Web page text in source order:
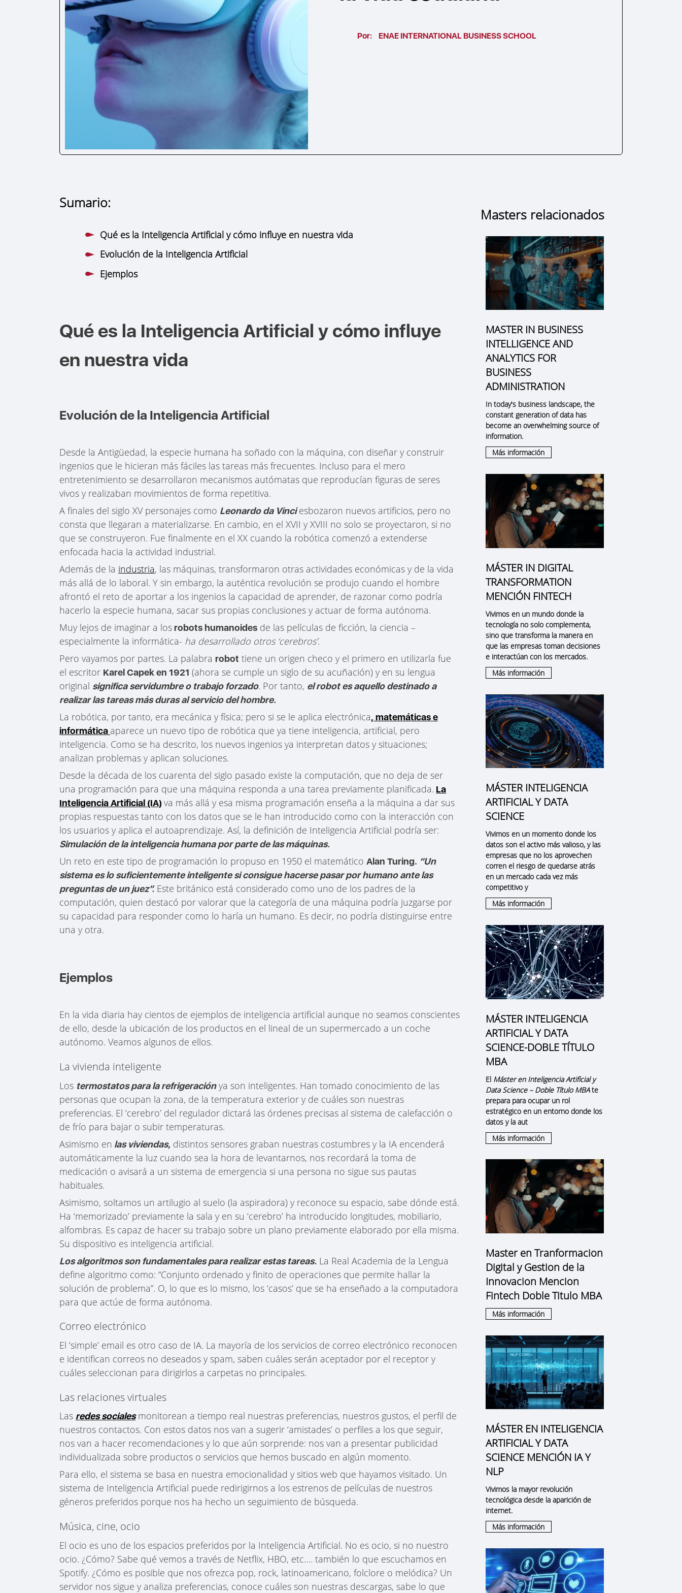
Por: ENAE INTERNATIONAL BUSINESS SCHOOL
Sumario:
Qué es la Inteligencia Artificial y cómo influye en nuestra vida
Evolución de la Inteligencia Artificial
Ejemplos
Qué es la Inteligencia Artificial y cómo influye
en nuestra vida
Evolución de la Inteligencia Artificial
Desde la Antigüedad, la especie humana ha soñado con la máquina, con diseñar y construir
ingenios que le hicieran más fáciles las tareas más frecuentes. Incluso para el mero
entretenimiento se desarrollaron mecanismos autómatas que reproducían figuras de seres
vivos y realizaban movimientos de forma repetitiva.
A finales del siglo XV personajes como Leonardo da Vinciesbozaron nuevos artificios, pero no
consta que llegaran a materializarse. En cambio, en el XVII y XVIII no solo se proyectaron, si no
que se construyeron. Fue finalmente en el XX cuando la robótica comenzó a extenderse
enfocada hacia la actividad industrial.
Además de la industria, las máquinas, transformaron otras actividades económicas y de la vida
más allá de lo laboral. Y sin embargo, la auténtica revolución se produjo cuando el hombre
afrontó el reto de aportar a los ingenios la capacidad de aprender, de razonar como podría
hacerlo la especie humana, sacar sus propias conclusiones y actuar de forma autónoma.
Muy lejos de imaginar a losrobots humanoides de las películas de ficción, la ciencia –
especialmente la informática- ha desarrollado otros ‘cerebros’.
Pero vayamos por partes. La palabrarobot tiene un origen checo y el primero en utilizarla fue
el escritor Karel Capek en 1921(ahora se cumple un siglo de su acuñación) y en su lengua
original significa servidumbre o trabajo forzado. Por tanto, el robot es aquello destinado a
realizar las tareas más duras al servicio del hombre.
La robótica, por tanto, era mecánica y física; pero si se le aplica electrónica, matemáticas e
informática aparece un nuevo tipo de robótica que ya tiene inteligencia, artificial, pero
inteligencia. Como se ha descrito, los nuevos ingenios ya interpretan datos y situaciones;
analizan problemas y aplican soluciones.
Desde la década de los cuarenta del siglo pasado existe la computación, que no deja de ser
una programación para que una máquina responda a una tarea previamente planificada. La
Inteligencia Artificial (IA) va más allá y esa misma programación enseña a la máquina a dar sus
propias respuestas tanto con los datos que se le han introducido como con la interacción con
los usuarios y aplica el autoaprendizaje. Así, la definición de Inteligencia Artificial podría ser:
Simulación de la inteligencia humana por parte de las máquinas.
Un reto en este tipo de programación lo propuso en 1950 el matemáticoAlan Turing. “Un
sistema es lo suficientemente inteligente si consigue hacerse pasar por humano ante las
preguntas de un juez”.Este británico está considerado como uno de los padres de la
computación, quien destacó por valorar que la categoría de una máquina podría juzgarse por
su capacidad para responder como lo haría un humano. Es decir, no podría distinguirse entre
una y otra.
Ejemplos
En la vida diaria hay cientos de ejemplos de inteligencia artificial aunque no seamos conscientes
de ello, desde la ubicación de los productos en el lineal de un supermercado a un coche
autónomo. Veamos algunos de ellos.
La vivienda inteligente
Los termostatos para la refrigeraciónya son inteligentes. Han tomado conocimiento de las
personas que ocupan la zona, de la temperatura exterior y de cuáles son nuestras
preferencias. El ‘cerebro’ del regulador dictará las órdenes precisas al sistema de calefacción o
de frío para bajar o subir temperaturas.
Asimismo en las viviendas, distintos sensores graban nuestras costumbres y la IA encenderá
automáticamente la luz cuando sea la hora de levantarnos, nos recordará la toma de
medicación o avisará a un sistema de emergencia si una persona no sigue sus pautas
habituales.
Asimismo, soltamos un artilugio al suelo (la aspiradora) y reconoce su espacio, sabe dónde está.
Ha ‘memorizado’ previamente la sala y en su ‘cerebro’ ha introducido longitudes, mobiliario,
alfombras. Es capaz de hacer su trabajo sobre un plano previamente elaborado por ella misma.
Su dispositivo es inteligencia artificial.
Los algoritmos son fundamentales para realizar estas tareas. La Real Academia de la Lengua
define algoritmo como: “Conjunto ordenado y finito de operaciones que permite hallar la
solución de problema”. O, lo que es lo mismo, los ‘casos’ que se ha enseñado a la computadora
para que actúe de forma autónoma.
Correo electrónico
El ‘simple’ email es otro caso de IA. La mayoría de los servicios de correo electrónico reconocen
e identifican correos no deseados y spam, saben cuáles serán aceptador por el receptor y
cuáles seleccionan para dirigirlos a carpetas no principales.
Las relaciones virtuales
Las redes socialesmonitorean a tiempo real nuestras preferencias, nuestros gustos, el perfil de
nuestros contactos. Con estos datos nos van a sugerir ‘amistades’ o perfiles a los que seguir,
nos van a hacer recomendaciones y lo que aún sorprende: nos van a presentar publicidad
individualizada sobre productos o servicios que hemos buscado en algún momento.
Para ello, el sistema se basa en nuestra emocionalidad y sitios web que hayamos visitado. Un
sistema de Inteligencia Artificial puede redirigirnos a los estrenos de películas de nuestros
géneros preferidos porque nos ha hecho un seguimiento de búsqueda.
Música, cine, ocio
El ocio es uno de los espacios preferidos por la Inteligencia Artificial. No es ocio, si no nuestro
ocio. ¿Cómo? Sabe qué vemos a través de Netflix, HBO, etc…. también lo que escuchamos en
Spotify. ¿Cómo es posible que nos ofrezca pop, rock, latinoamericano, folclore o melódica? Un
servidor nos sigue y analiza preferencias, conoce cuáles son nuestras descargas, sabe lo que
Masters relacionados
MASTER IN BUSINESS
INTELLIGENCE AND
ANALYTICS FOR
BUSINESS
ADMINISTRATION
In today's business landscape, the
constant generation of data has
become an overwhelming source of
information.
Más información
MÁSTER IN DIGITAL
TRANSFORMATION
MENCIÓN FINTECH
Vivimos en un mundo donde la
tecnología no solo complementa,
sino que transforma la manera en
que las empresas toman decisiones
e interactúan con los mercados.
Más información
MÁSTER INTELIGENCIA
ARTIFICIAL Y DATA
SCIENCE
Vivimos en un momento donde los
datos son el activo más valioso, y las
empresas que no los aprovechen
corren el riesgo de quedarse atrás
en un mercado cada vez más
competitivo y
Más información
MÁSTER INTELIGENCIA
ARTIFICIAL Y DATA
SCIENCE-DOBLE TÍTULO
MBA
El Máster en Inteligencia Artificial y
Data Science – Doble Título MBAte
prepara para ocupar un rol
estratégico en un entorno donde los
datos y la aut
Más información
Master en Tranformacion
Digital y Gestion de la
Innovacion Mencion
Fintech Doble Titulo MBA
Más información
MÁSTER EN INTELIGENCIA
ARTIFICIAL Y DATA
SCIENCE MENCIÓN IA Y
NLP
Vivimos la mayor revolución
tecnológica desde la aparición de
internet.
Más información